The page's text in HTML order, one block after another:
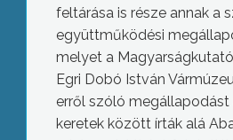
feltárása is része annak a
együttműködési
melyet a
Egri Dobó István
erről szóló megállapodást
keretek között írták alá